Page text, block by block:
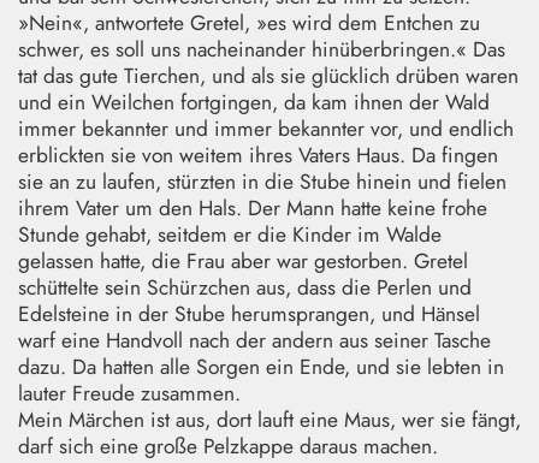
»Nein«, antwortete Gretel, »es wird dem Entchen zu
schwer, es soll uns nacheinander hinüberbringen.« Das
tat das gute Tierchen, und als sie glücklich drüben waren
und ein Weilchen fortgingen, da kam ihnen der Wald
immer bekannter und immer bekannter vor, und endlich
erblickten sie von weitem ihres Vaters Haus. Da fingen
sie an zu laufen, stürzten in die Stube hinein und fielen
ihrem Vater um den Hals. Der Mann hatte keine frohe
Stunde gehabt, seitdem er die Kinder im Walde
gelassen hatte, die Frau aber war gestorben. Gretel
schüttelte sein Schürzchen aus, dass die Perlen und
Edelsteine in der Stube herumsprangen, und Hänsel
warf eine Handvoll nach der andern aus seiner Tasche
dazu. Da hatten alle Sorgen ein Ende, und sie lebten in
lauter Freude zusammen.
Mein Märchen ist aus, dort lauft eine Maus, wer sie fängt,
darf sich eine große Pelzkappe daraus machen.